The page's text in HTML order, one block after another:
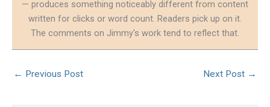
— produces something noticeably different from content
written for clicks or word count. Readers pick up on it.
The comments on Jimmy's work tend to reflect that.
← Previous Post Next Post →